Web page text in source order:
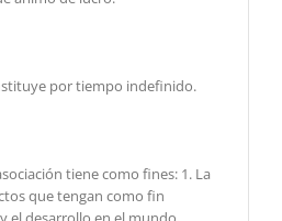
por tiempo indefinido.
tiene como fines: 1. La
que tengan como fin